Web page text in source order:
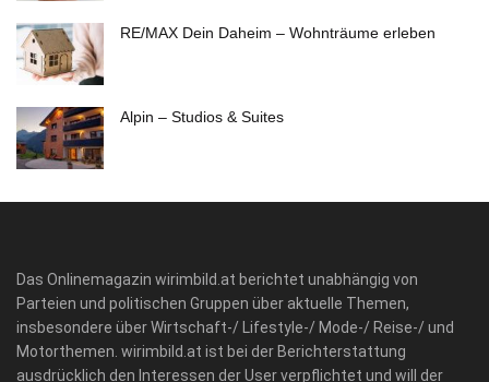
RE/MAX Dein Daheim – Wohnträume erleben
Alpin – Studios & Suites
Das Onlinemagazin wirimbild.at berichtet unabhängig von
Parteien und politischen Gruppen über aktuelle Themen,
insbesondere über Wirtschaft-/ Lifestyle-/ Mode-/ Reise-/ und
Motorthemen. wirimbild.at ist bei der Berichterstattung
ausdrücklich den Interessen der User verpflichtet und will der